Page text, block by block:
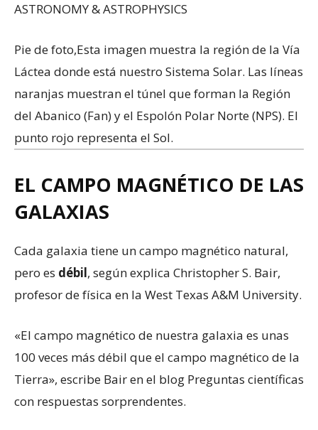
ASTRONOMY & ASTROPHYSICS
Pie de foto,Esta imagen muestra la región de la Vía
Láctea donde está nuestro Sistema Solar. Las líneas
naranjas muestran el túnel que forman la Región
del Abanico (Fan) y el Espolón Polar Norte (NPS). El
punto rojo representa el Sol.
EL CAMPO MAGNÉTICO DE LAS
GALAXIAS
Cada galaxia tiene un campo magnético natural,
pero es débil, según explica Christopher S. Bair,
profesor de física en la West Texas A&M University.
«El campo magnético de nuestra galaxia es unas
100 veces más débil que el campo magnético de la
Tierra», escribe Bair en el blog Preguntas científicas
con respuestas sorprendentes.